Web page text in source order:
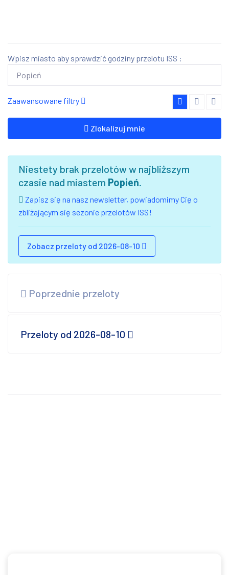
Wpisz miasto aby sprawdzić godziny przelotu ISS :
Zaawansowane filtry
Zlokalizuj mnie
Niestety brak przelotów w najbliższym
czasie nad miastem Popień.
Zapisz się na nasz newsletter, powiadomimy Cię o
zbliżającym się sezonie przelotów ISS!
Zobacz przeloty od 2026-08-10
Poprzednie przeloty
Przeloty od 2026-08-10